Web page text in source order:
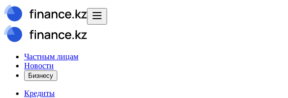
Частным лицам
Новости
Бизнесу
Кредиты